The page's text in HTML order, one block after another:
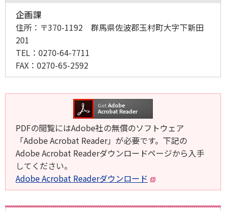
企画課
住所： 〒370-1192 群馬県佐波郡玉村町大字下新田
201
TEL： 0270-64-7711
FAX： 0270-65-2592
PDFの閲覧にはAdobe社の無償のソフトウェア
「Adobe Acrobat Reader」が必要です。下記の
Adobe Acrobat Readerダウンロードページから入手
してください。
Adobe Acrobat Readerダウンロード